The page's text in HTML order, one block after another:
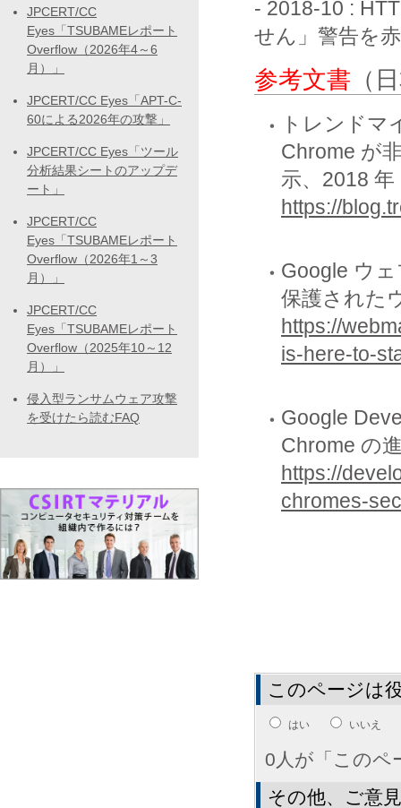
- 2018-10 :
せん」警告を
参考文書 （
トレンドマ
Chrome が
示、2018
https://
Google ウ
保護された
https://
is-here-to-
Google
Chrome の
https://
chromes-
このページは
はい いいえ
0人が「このペ
その他、ご意
JPCERT/CC
Eyes「TSUBAMEレポート
Overflow（2026年4～6
月）」
JPCERT/CC Eyes「APT-C-
60による2026年の攻撃」
JPCERT/CC Eyes「ツール
分析結果シートのアップデ
ート」
JPCERT/CC
Eyes「TSUBAMEレポート
Overflow（2026年1～3
月）」
JPCERT/CC
Eyes「TSUBAMEレポート
Overflow（2025年10～12
月）」
侵入型ランサムウェア攻撃
を受けたら読むFAQ